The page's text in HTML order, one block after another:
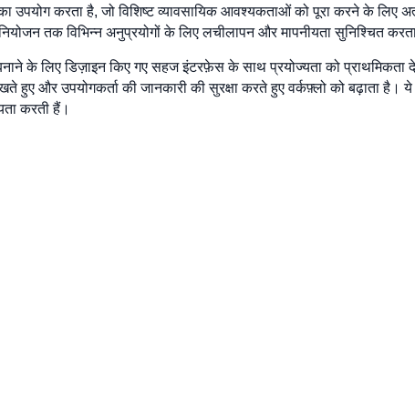
उपयोग करता है, जो विशिष्ट व्यावसायिक आवश्यकताओं को पूरा करने के लिए
तक विभिन्न अनुप्रयोगों के लिए लचीलापन और मापनीयता सुनिश्चित
के लिए डिज़ाइन किए गए सहज इंटरफ़ेस के साथ प्रयोज्यता को प्राथमिकता
और उपयोगकर्ता की जानकारी की सुरक्षा करते हुए वर्कफ़्लो को बढ़ाता है। ये
करती हैं।